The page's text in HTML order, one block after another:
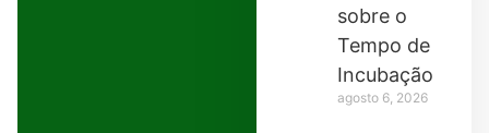
sobre o
Tempo de
Incubação
agosto 6, 2026